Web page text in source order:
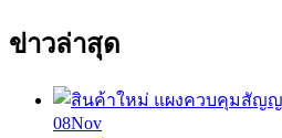
ข่าวล่าสุด
08Nov